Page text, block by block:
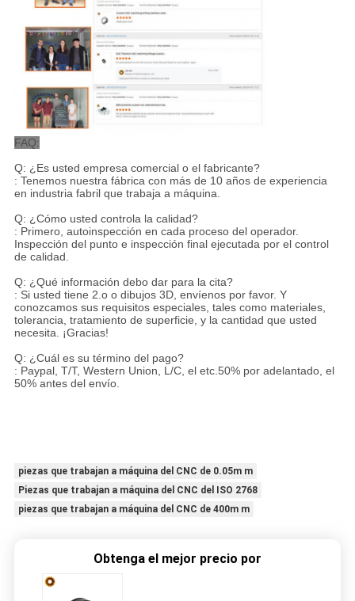
FAQ:
Q: ¿Es usted empresa comercial o el fabricante?
: Tenemos nuestra fábrica con más de 10 años de experiencia
en industria fabril que trabaja a máquina.
Q: ¿Cómo usted controla la calidad?
: Primero, autoinspección en cada proceso del operador.
Inspección del punto e inspección final ejecutada por el control
de calidad.
Q: ¿Qué información debo dar para la cita?
: Si usted tiene 2.o o dibujos 3D, envíenos por favor. Y
conozcamos sus requisitos especiales, tales como materiales,
tolerancia, tratamiento de superficie, y la cantidad que usted
necesita. ¡Gracias!
Q: ¿Cuál es su término del pago?
: Paypal, T/T, Western Union, L/C, el etc.50% por adelantado, el
50% antes del envío.
piezas que trabajan a máquina del CNC de 0.05m m
Piezas que trabajan a máquina del CNC del ISO 2768
piezas que trabajan a máquina del CNC de 400m m
Obtenga el mejor precio por